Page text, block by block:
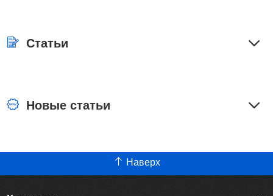
Статьи
Новые статьи
Наверх